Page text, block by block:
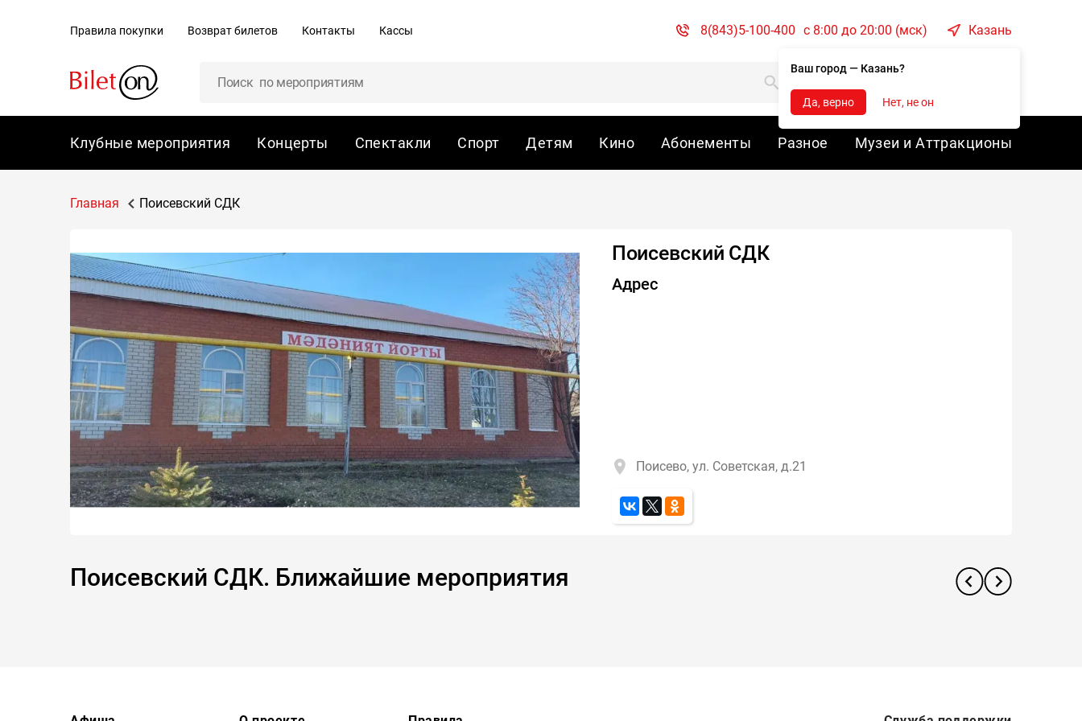
Правила покупки Возврат билетов Контакты Кассы 8(843)5-100-400 c 8:00 до 20:00 (мск) Казань
Ваш город — Казань?
Да, верно Нет, не он
Клубные мероприятия Концерты Спектакли Спорт Детям Кино Абонементы Разное Музеи и Аттракционы
Главная Поисевский СДК
Поисевский СДК
Адрес
Поисево, ул. Советская, д.21
Поисевский СДК. Ближайшие мероприятия